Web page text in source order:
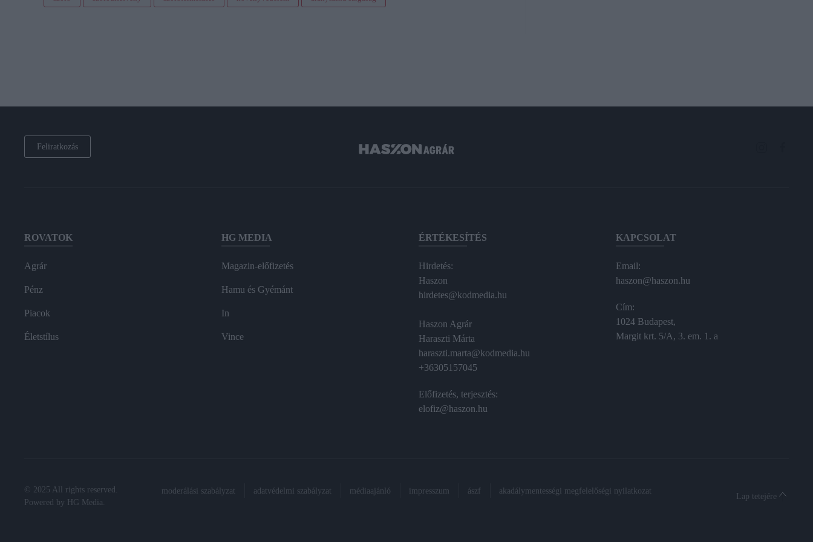
Feliratkozás
ROVATOK
Agrár
Pénz
Piacok
Életstílus
HG MEDIA
Magazin-előfizetés
Hamu és Gyémánt
In
Vince
ÉRTÉKESÍTÉS
Hirdetés:
Haszon
hirdetes@kodmedia.hu
Haszon Agrár
Haraszti Márta
haraszti.marta@kodmedia.hu
+36305157045
Előfizetés, terjesztés:
elofiz@haszon.hu
KAPCSOLAT
Email:
haszon@haszon.hu
Cím:
1024 Budapest,
Margit krt. 5/A, 3. em. 1. a
© 2025 All rights reserved.
Powered by
HG Media
moderálási szabályzat adatvédelmi szabályzat médiaajánló impresszum ászf akadálymentességi megfelelőségi nyilatkozat
Lap tetejére